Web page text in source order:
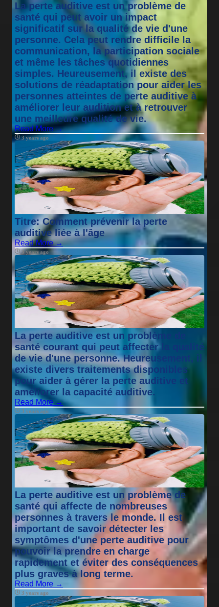
La perte auditive est un problème de
santé qui peut avoir un impact
significatif sur la qualité de vie d'une
personne. Cela peut rendre difficile la
communication, la participation sociale
et même les tâches quotidiennes
simples. Heureusement, il existe des
solutions de réadaptation pour aider les
personnes atteintes de perte auditive à
améliorer leur audition et à retrouver
une meilleure qualité de vie.
Read More →
3 years ago
Titre: Comment prévenir la perte
auditive liée à l'âge
Read More →
3 years ago
La perte auditive est un problème de
santé courant qui peut affecter la qualité
de vie d'une personne. Heureusement, il
existe divers traitements disponibles
pour aider à gérer la perte auditive et
améliorer la capacité auditive.
Read More →
3 years ago
La perte auditive est un problème de
santé qui affecte de nombreuses
personnes à travers le monde. Il est
important de savoir détecter les
symptômes d'une perte auditive pour
pouvoir la prendre en charge
rapidement et éviter des conséquences
plus graves à long terme.
Read More →
3 years ago